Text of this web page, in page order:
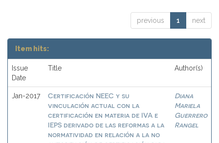
previous 1 next
Item hits:
Issue
Date
Title Author(s)
Jan-2017
Certificación NEEC y su
vinculación actual con la
certificación en materia de IVA e
IEPS derivado de las reformas a la
normatividad en relación a la no
Diana
Mariela
Guerrero
Rangel